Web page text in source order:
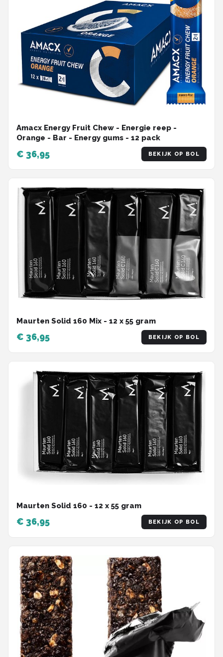
Amacx Energy Fruit Chew - Energie reep -
Orange - Bar - Energy gums - 12 pack
€ 36,95 BEKIJK OP BOL
Maurten Solid 160 Mix - 12 x 55 gram
€ 36,95 BEKIJK OP BOL
Maurten Solid 160 - 12 x 55 gram
€ 36,95 BEKIJK OP BOL